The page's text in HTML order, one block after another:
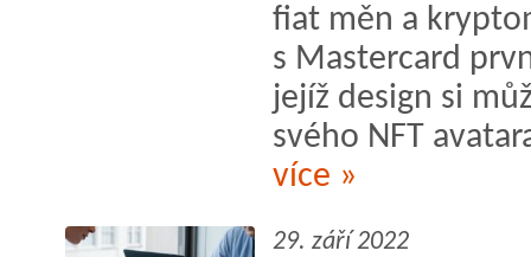
fiat měn a
s Mastercard
jejíž design si
svého NFT
více »
29. září 2022